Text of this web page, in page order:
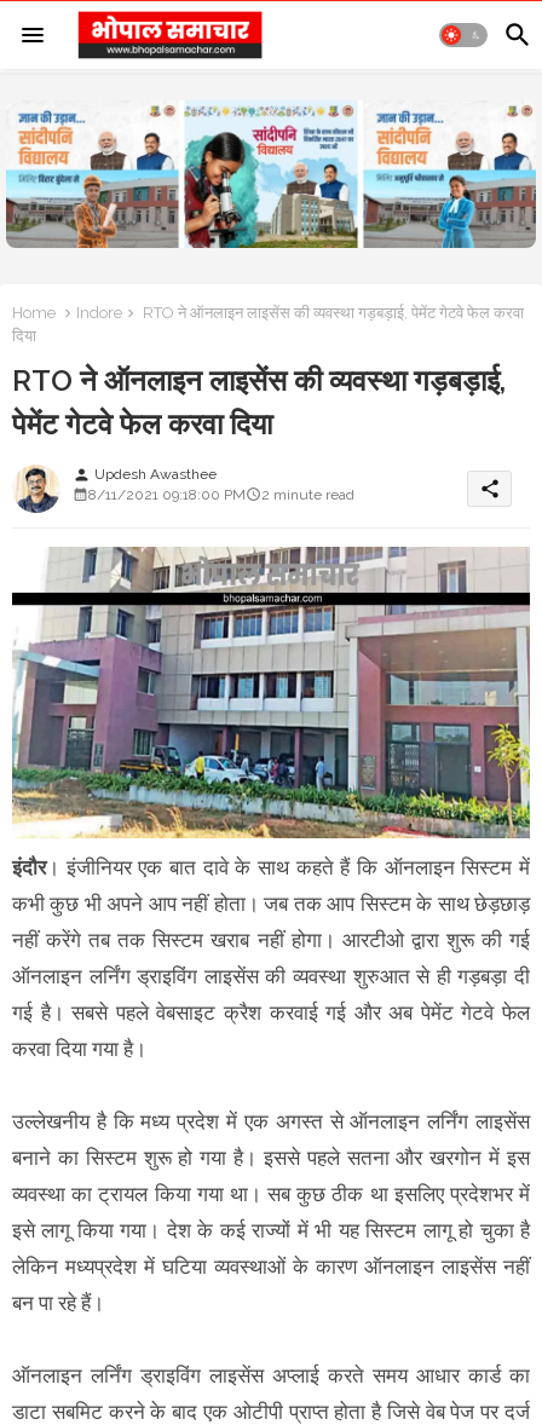
Home Indore
RTO ने ऑनलाइन लाइसेंस की व्यवस्था गड़बड़ाई, पेमेंट गेटवे फेल करवा
दिया
RTO ने ऑनलाइन लाइसेंस की व्यवस्था गड़बड़ाई,
पेमेंट गेटवे फेल करवा दिया
person Updesh Awasthee
8/11/2021 09:18:00 PM
2 minute read share
इंदौर। इंजीनियर एक बात दावे के साथ कहते हैं कि ऑनलाइन सिस्टम में
कभी कुछ भी अपने आप नहीं होता। जब तक आप सिस्टम के साथ छेड़छाड़
नहीं करेंगे तब तक सिस्टम खराब नहीं होगा। आरटीओ द्वारा शुरू की गई
ऑनलाइन लर्निंग ड्राइविंग लाइसेंस की व्यवस्था शुरुआत से ही गड़बड़ा दी
गई है। सबसे पहले वेबसाइट क्रैश करवाई गई और अब पेमेंट गेटवे फेल
करवा दिया गया है।
उल्लेखनीय है कि मध्य प्रदेश में एक अगस्त से ऑनलाइन लर्निंग लाइसेंस
बनाने का सिस्टम शुरू हो गया है। इससे पहले सतना और खरगोन में इस
व्यवस्था का ट्रायल किया गया था। सब कुछ ठीक था इसलिए प्रदेशभर में
इसे लागू किया गया। देश के कई राज्यों में भी यह सिस्टम लागू हो चुका है
लेकिन मध्यप्रदेश में घटिया व्यवस्थाओं के कारण ऑनलाइन लाइसेंस नहीं
बन पा रहे हैं।
ऑनलाइन लर्निंग ड्राइविंग लाइसेंस अप्लाई करते समय आधार कार्ड का
डाटा सबमिट करने के बाद एक ओटीपी प्राप्त होता है जिसे वेब पेज पर दर्ज